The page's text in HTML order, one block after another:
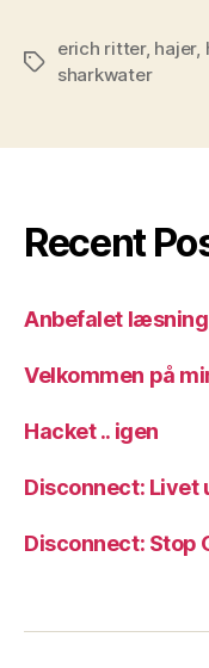
Tags
erich ritter, hajer,
sharkwater
Recent
Anbefalet læsning
Velkommen på
Hacket .. igen
Disconnect: Livet
Disconnect: Stop